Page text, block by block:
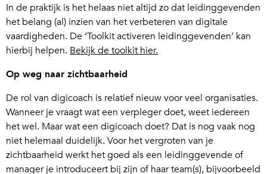
In de praktijk is het helaas niet altijd zo dat leidinggevenden
het belang (al) inzien van het verbeteren van digitale
vaardigheden. De ‘Toolkit activeren leidinggevenden’ kan
hierbij helpen. Bekijk de toolkit hier.
Op weg naar zichtbaarheid
De rol van digicoach is relatief nieuw voor veel organisaties.
Wanneer je vraagt wat een verpleger doet, weet iedereen
het wel. Maar wat een digicoach doet? Dat is nog vaak nog
niet helemaal duidelijk. Voor het vergroten van je
zichtbaarheid werkt het goed als een leidinggevende of
manager je introduceert bij zijn of haar team(s), bijvoorbeeld